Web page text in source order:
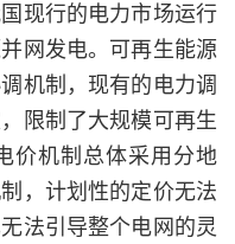
现行的电力市场运行
网发电。可再生能源
机制，现有的电力调
限制了大规模可再生
价机制总体采用分地
，计划性的定价无法
法引导整个电网的灵